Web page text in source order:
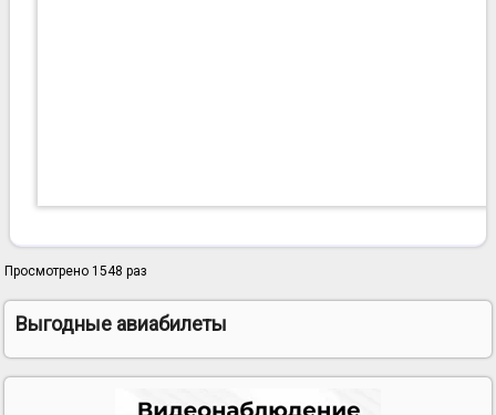
Просмотрено 1548 раз
Выгодные авиабилеты